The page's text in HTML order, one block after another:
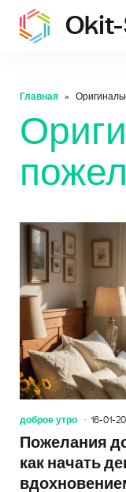
Главная
доброе утро 16-01-
Пожелания
как начать